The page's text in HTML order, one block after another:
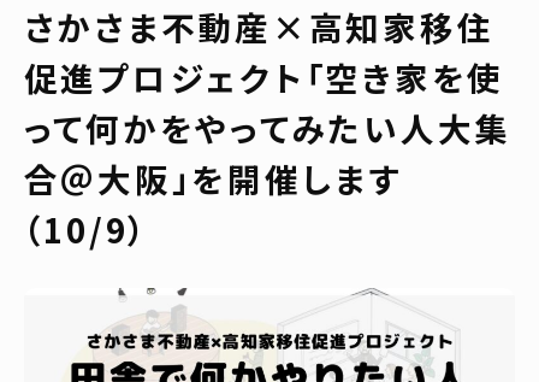
さかさま不動産×高知家移住
促進プロジェクト「空き家を使
って何かをやってみたい人大集
合＠大阪」を開催します
（10/9）